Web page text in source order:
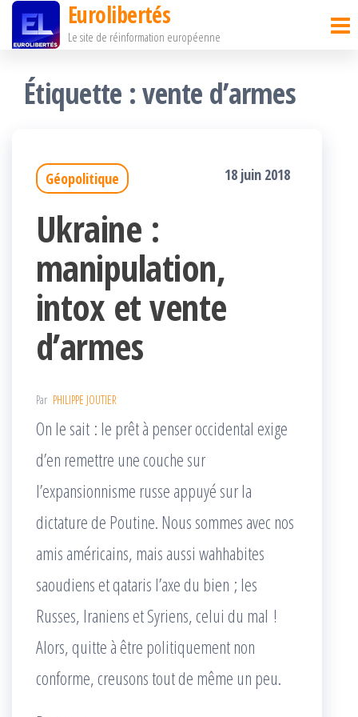
Passer
contenu
Eurolibertés
Le site de réinformation européenne
Étiquette :vente d’armes
Géopolitique 18 juin 2018
Ukraine :
manipulation,
intox et vente
d’armes
Par PHILIPPE JOUTIER
On le sait : le prêt à penser occidental exige
d’en remettre une couche sur
l’expansionnisme russe appuyé sur la
dictature de Poutine. Nous sommes avec nos
amis américains, mais aussi wahhabites
saoudiens et qataris l’axe du bien ; les
Russes, Iraniens et Syriens, celui du mal !
Alors, quitte à être politiquement non
conforme, creusons tout de même un peu.